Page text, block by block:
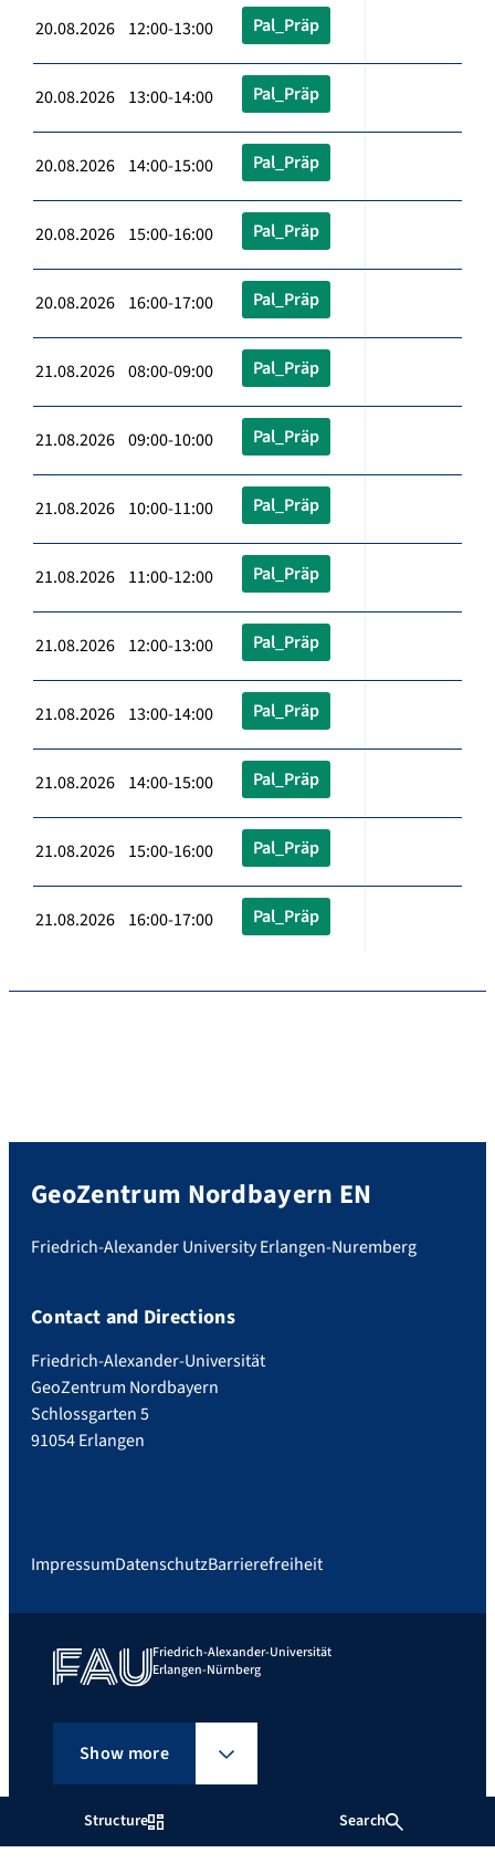
Structure Search
20.08.2026 12:00-13:00 Pal_Präp
20.08.2026 13:00-14:00 Pal_Präp
20.08.2026 14:00-15:00 Pal_Präp
20.08.2026 15:00-16:00 Pal_Präp
20.08.2026 16:00-17:00 Pal_Präp
21.08.2026 08:00-09:00 Pal_Präp
21.08.2026 09:00-10:00 Pal_Präp
21.08.2026 10:00-11:00 Pal_Präp
21.08.2026 11:00-12:00 Pal_Präp
21.08.2026 12:00-13:00 Pal_Präp
21.08.2026 13:00-14:00 Pal_Präp
21.08.2026 14:00-15:00 Pal_Präp
21.08.2026 15:00-16:00 Pal_Präp
21.08.2026 16:00-17:00 Pal_Präp
GeoZentrum Nordbayern EN
Friedrich-Alexander University Erlangen-Nuremberg
Contact and Directions
Friedrich-Alexander-Universität
GeoZentrum Nordbayern
Schlossgarten 5
91054 Erlangen
ImpressumDatenschutzBarrierefreiheit
Friedrich-Alexander-Universität
Erlangen-Nürnberg
Show more